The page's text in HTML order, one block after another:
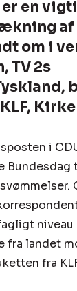
en
af
om i
TV 2s
i
Bundesdag
fra landet
fra